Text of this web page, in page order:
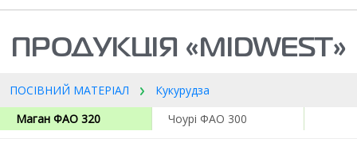
ПРОДУКЦІЯ «MIDWEST»
ПОСІВНИЙ МАТЕРІАЛ
Кукурудза
Маган ФАО 320
Чоурі ФАО 300